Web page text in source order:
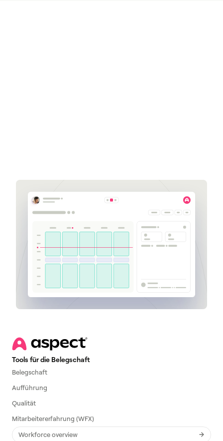
Tools für die Belegschaft
Belegschaft
Aufführung
Qualität
Mitarbeitererfahrung (WFX)
Workforce overview